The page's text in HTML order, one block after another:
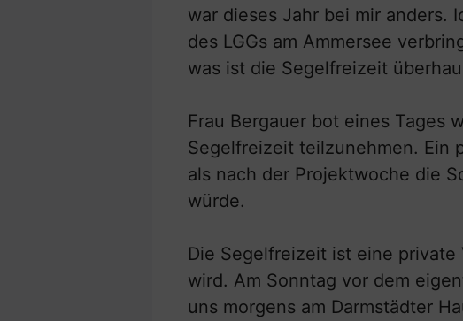
war dieses Jahr bei mir anders.
des LGGs am Ammersee
was ist die Segelfreizeit
Frau Bergauer bot eines Tages
Segelfreizeit teilzunehmen. Ein
als nach der Projektwoche die
würde.
Die Segelfreizeit ist eine
wird. Am Sonntag vor dem
uns morgens am Darmstädter